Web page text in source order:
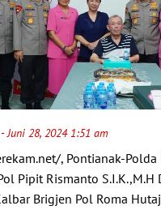
- Juni 28, 2024 1:51 am
, Pontianak-Polda
Pipit Rismanto S.I.K.,M.H
Brigjen Pol Roma